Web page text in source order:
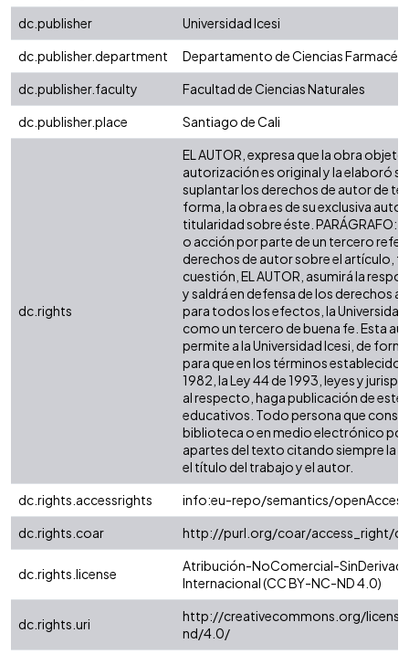
dc.publisher
Universidad Icesi
dc.publisher.department
Departamento de Ciencias
dc.publisher.faculty
Facultad de Ciencias Naturales
dc.publisher.place
Santiago de Cali
dc.rights
EL AUTOR, expresa que la obra
autorización es original y la elaboró
suplantar los derechos de autor de
forma, la obra es de su exclusiva
titularidad sobre éste. PARÁGRAFO:
o acción por parte de un tercero
derechos de autor sobre el artículo,
cuestión, EL AUTOR, asumirá la
y saldrá en defensa de los derechos
para todos los efectos, la Universidad
como un tercero de buena fe. Esta
permite a la Universidad Icesi, de
para que en los términos establecidos
1982, la Ley 44 de 1993, leyes y
al respecto, haga publicación de este
educativos. Todo persona que
biblioteca o en medio electrónico
apartes del texto citando siempre la
el título del trabajo y el autor.
dc.rights.accessrights
info:eu-repo/semantics/openAccess
dc.rights.coar
http://purl.org/coar/access_right/
dc.rights.license
Atribución-NoComercial-
Internacional (CC BY-NC-ND 4.0)
dc.rights.uri
http://creativecommons.org/
nd/4.0/